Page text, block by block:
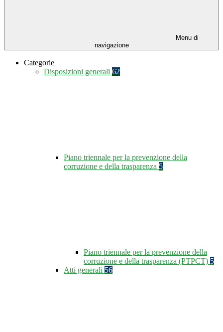
Menu di
navigazione
Categorie
Disposizioni generali 62
Piano triennale per la prevenzione della
corruzione e della trasparenza 5
Piano triennale per la prevenzione della
corruzione e della trasparenza (PTPCT) 5
Atti generali 56